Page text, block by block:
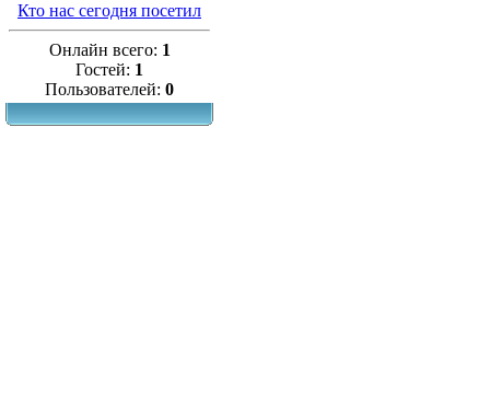
Кто нас сегодня посетил
Онлайн всего: 1
Гостей: 1
Пользователей: 0